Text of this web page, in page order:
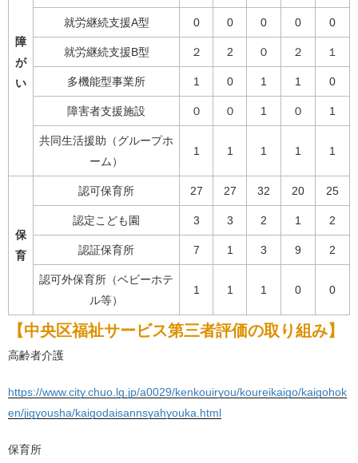
障
が
い
就労継続支援A型 0 0 0 0 0
就労継続支援B型 ２ 2 ０ ２ １
多機能型事業所 1 0 1 1 0
障害者支援施設 ０ ０ 1 ０ 1
共同生活援助（グループホ
ーム）
1 1 1 1 1
保
育
認可保育所 27 27 32 20 25
認定こども園 3 3 2 1 2
認証保育所 7 1 3 9 2
認可外保育所（ベビーホテ
ル等）
1 1 1 0 0
【中央区福祉サービス第三者評価の取り組み】
高齢者介護
https://www.city.chuo.lg.jp/a0029/kenkouiryou/koureikaigo/kaigohok
en/jigyousha/kaigodaisannsyahyouka.html
保育所